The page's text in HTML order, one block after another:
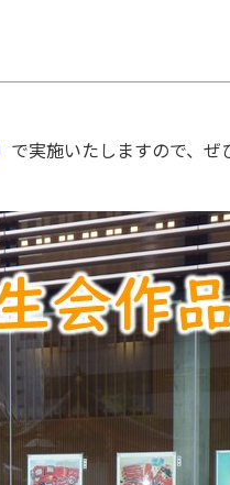
で実施いたしますので、ぜ